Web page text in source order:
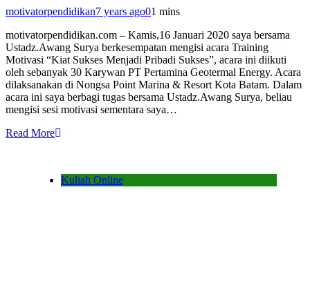
motivatorpendidikan7 years ago01 mins
motivatorpendidikan.com – Kamis,16 Januari 2020 saya bersama
Ustadz.Awang Surya berkesempatan mengisi acara Training
Motivasi “Kiat Sukses Menjadi Pribadi Sukses”, acara ini diikuti
oleh sebanyak 30 Karywan PT Pertamina Geotermal Energy. Acara
dilaksanakan di Nongsa Point Marina & Resort Kota Batam. Dalam
acara ini saya berbagi tugas bersama Ustadz.Awang Surya, beliau
mengisi sesi motivasi sementara saya…
Read More
Kuliah Online